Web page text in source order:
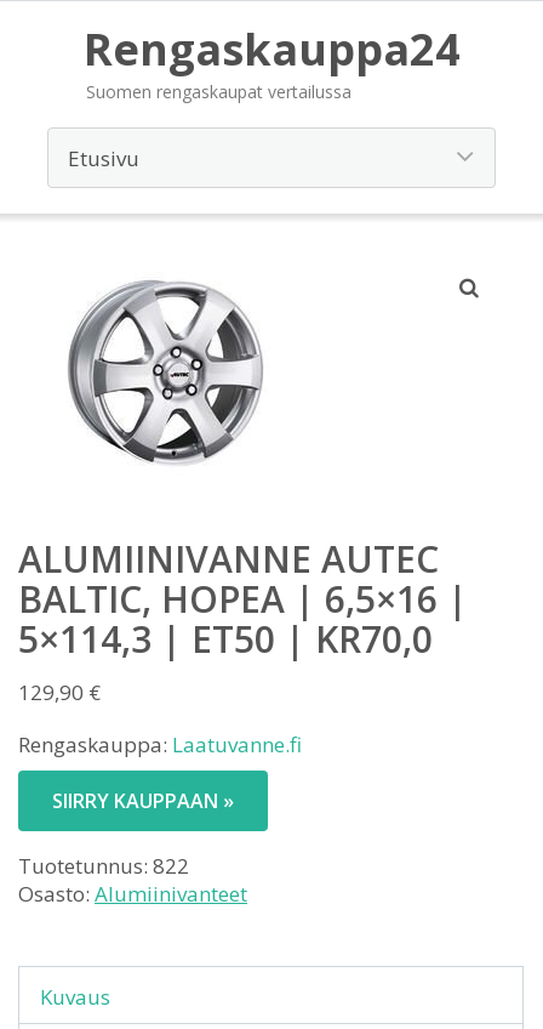
Rengaskauppa24
Suomen rengaskaupat vertailussa
ALUMIINIVANNE AUTEC
BALTIC, HOPEA | 6,5×16 |
5×114,3 | ET50 | KR70,0
129,90 €
Rengaskauppa: Laatuvanne.fi
SIIRRY KAUPPAAN »
Tuotetunnus: 822
Osasto: Alumiinivanteet
Kuvaus